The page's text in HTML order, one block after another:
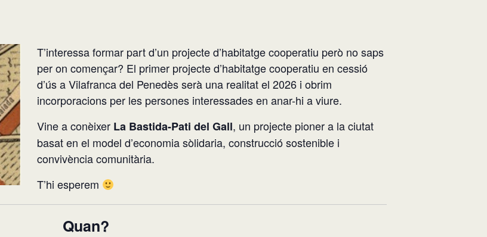
T’interessa formar part d’un projecte d’habitatge cooperatiu però no saps
per on començar? El primer projecte d’habitatge cooperatiu en cessió
d’ús a Vilafranca del Penedès serà una realitat el 2026 i obrim
incorporacions per les persones interessades en anar-hi a viure.
Vine a conèixer La Bastida-Pati del Gall, un projecte pioner a la ciutat
basat en el model d’economia sòlidaria, construcció sostenible i
convivència comunitària.
T’hi esperem
Quan?